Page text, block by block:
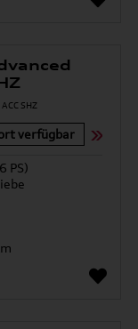
verfügbar
PS)